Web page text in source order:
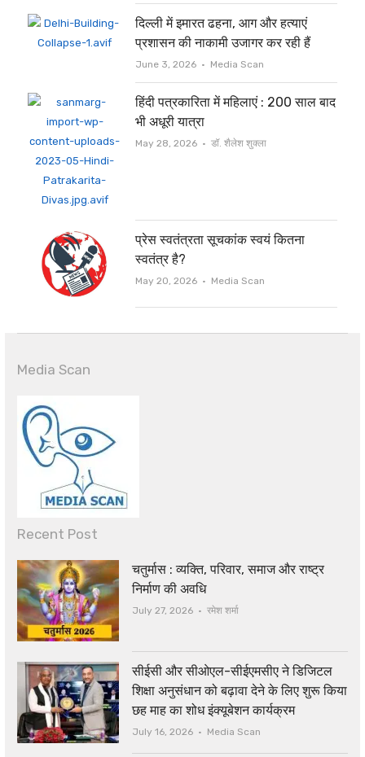
दिल्ली में इमारत ढहना, आग और हत्याएं
प्रशासन की नाकामी उजागर कर रही हैं
June 3, 2026 Author
Media Scan
हिंदी पत्रकारिता में महिलाएं : 200 साल बाद
भी अधूरी यात्रा
May 28, 2026 Author
डॉ. शैलेश शुक्ला
प्रेस स्वतंत्रता सूचकांक स्वयं कितना
स्वतंत्र है?
May 20, 2026 Author
Media Scan
Media Scan
Recent Post
चतुर्मास : व्यक्ति, परिवार, समाज और राष्ट्र
निर्माण की अवधि
July 27, 2026 Author
रमेश शर्मा
सीईसी और सीओएल-सीईएमसीए ने डिजिटल
शिक्षा अनुसंधान को बढ़ावा देने के लिए शुरू किया
छह माह का शोध इंक्यूबेशन कार्यक्रम
July 16, 2026 Author
Media Scan